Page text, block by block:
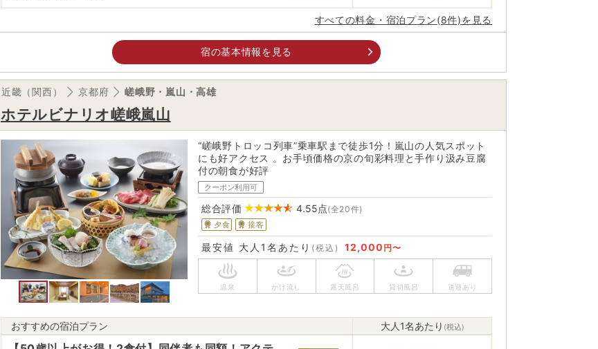
すべての料金・宿泊プラン(8件)を見る
宿の基本情報を見る
近畿（関西） 京都府 嵯峨野・嵐山・高雄
ホテルビナリオ嵯峨嵐山
“嵯峨野トロッコ列車”乗車駅まで徒歩1分！嵐山の人気スポット
にも好アクセス 。お手頃価格の京の旬彩料理と手作り汲み豆腐
付の朝食が好評
クーポン利用可
総合評価 4.55点(全20件)
夕食 接客
最安値 大人1名あたり (税込) 12,000 円〜
おすすめの宿泊プラン 大人1名あたり (税込)